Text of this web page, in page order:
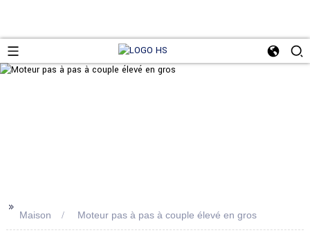
>>
Maison Moteur pas à pas à couple élevé en gros